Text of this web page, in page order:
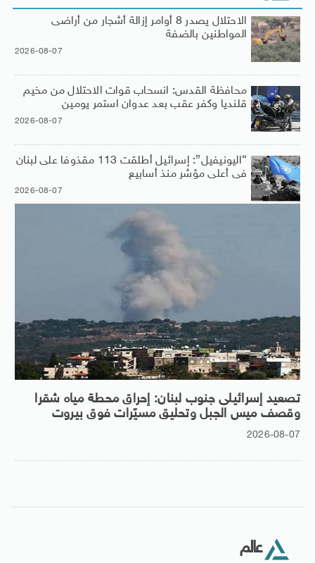
الاحتلال يصدر 8 أوامر إزالة أشجار من أراضى
المواطنين بالضفة
2026-08-07
محافظة القدس: انسحاب قوات الاحتلال من مخيم
قلنديا وكفر عقب بعد عدوان استمر يومين
2026-08-07
“اليونيفيل”: إسرائيل أطلقت 113 مقذوفا على لبنان
فى أعلى مؤشر منذ أسابيع
2026-08-07
تصعيد إسرائيلى جنوب لبنان: إحراق محطة مياه شقرا
وقصف ميس الجبل وتحليق مسيّرات فوق بيروت
2026-08-07
عالم